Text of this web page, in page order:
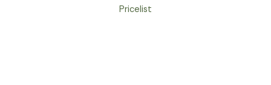
Pricelist